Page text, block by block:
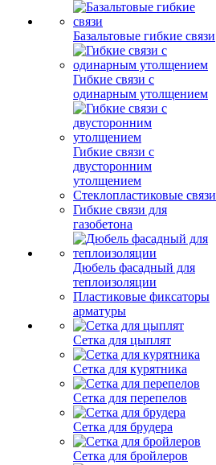
Базальтовые гибкие связи
Гибкие связи с
одинарным утолщением
Гибкие связи с
двусторонним
утолщением
Стеклопластиковые связи
Гибкие связи для
газобетона
Дюбель фасадный для
теплоизоляции
Пластиковые фиксаторы
арматуры
Сетка для цыплят
Сетка для курятника
Сетка для перепелов
Сетка для брудера
Сетка для бройлеров